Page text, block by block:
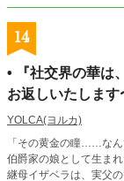
のは
ロノは少
達が
ってしまう。 その
の“祭
る。 しかし、その噂が法国西方の聖都――国の信仰を司る
14
• 『社交界の華は
お返しいたします
YOLCA(ヨルカ)
「その黄金の瞳……な
伯爵家の娘として生ま
継母イザベラは、実父